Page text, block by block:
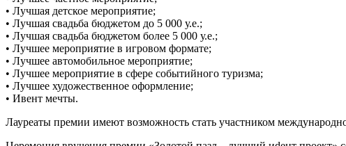
• Лучшая детское мероприятие;
• Лучшая свадьба бюджетом до 5 000 у.е.;
• Лучшая свадьба бюджетом более 5 000 у.е.;
• Лучшее мероприятие в игровом формате;
• Лучшее автомобильное мероприятие;
• Лучшее мероприятие в сфере событийного туризма;
• Лучшее художественное оформление;
• Ивент мечты.
Лауреаты премии имеют возможность стать участником